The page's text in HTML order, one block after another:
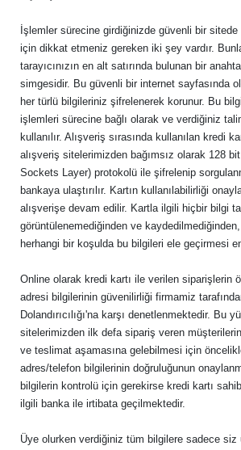
İşlemler sürecine girdiğinizde güvenli bir
için dikkat etmeniz gereken iki şey vardır.
tarayıcınızın en alt satırında bulunan bir
simgesidir. Bu güvenli bir internet sayfasında
her türlü bilgileriniz şifrelenerek korunur. Bu
işlemleri sürecine bağlı olarak ve verdiğiniz
kullanılır. Alışveriş sırasında kullanılan kredi
alışveriş sitelerimizden bağımsız olarak 128
Sockets Layer) protokolü ile şifrelenip
bankaya ulaştırılır. Kartın kullanılabilirliği
alışverişe devam edilir. Kartla ilgili hiçbir bilgi
görüntülenemediğinden ve
herhangi bir koşulda bu bilgileri ele geçirmesi
Online olarak kredi kartı ile verilen siparişlerin
adresi bilgilerinin güvenilirliği firmamiz
Dolandırıcılığı'na karşı denetlenmektedir. Bu
sitelerimizden ilk defa sipariş veren
ve teslimat aşamasına gelebilmesi için
adres/telefon bilgilerinin doğruluğunun
bilgilerin kontrolü için gerekirse kredi kartı
ilgili banka ile irtibata geçilmektedir.
Üye olurken verdiğiniz tüm bilgilere sadece siz